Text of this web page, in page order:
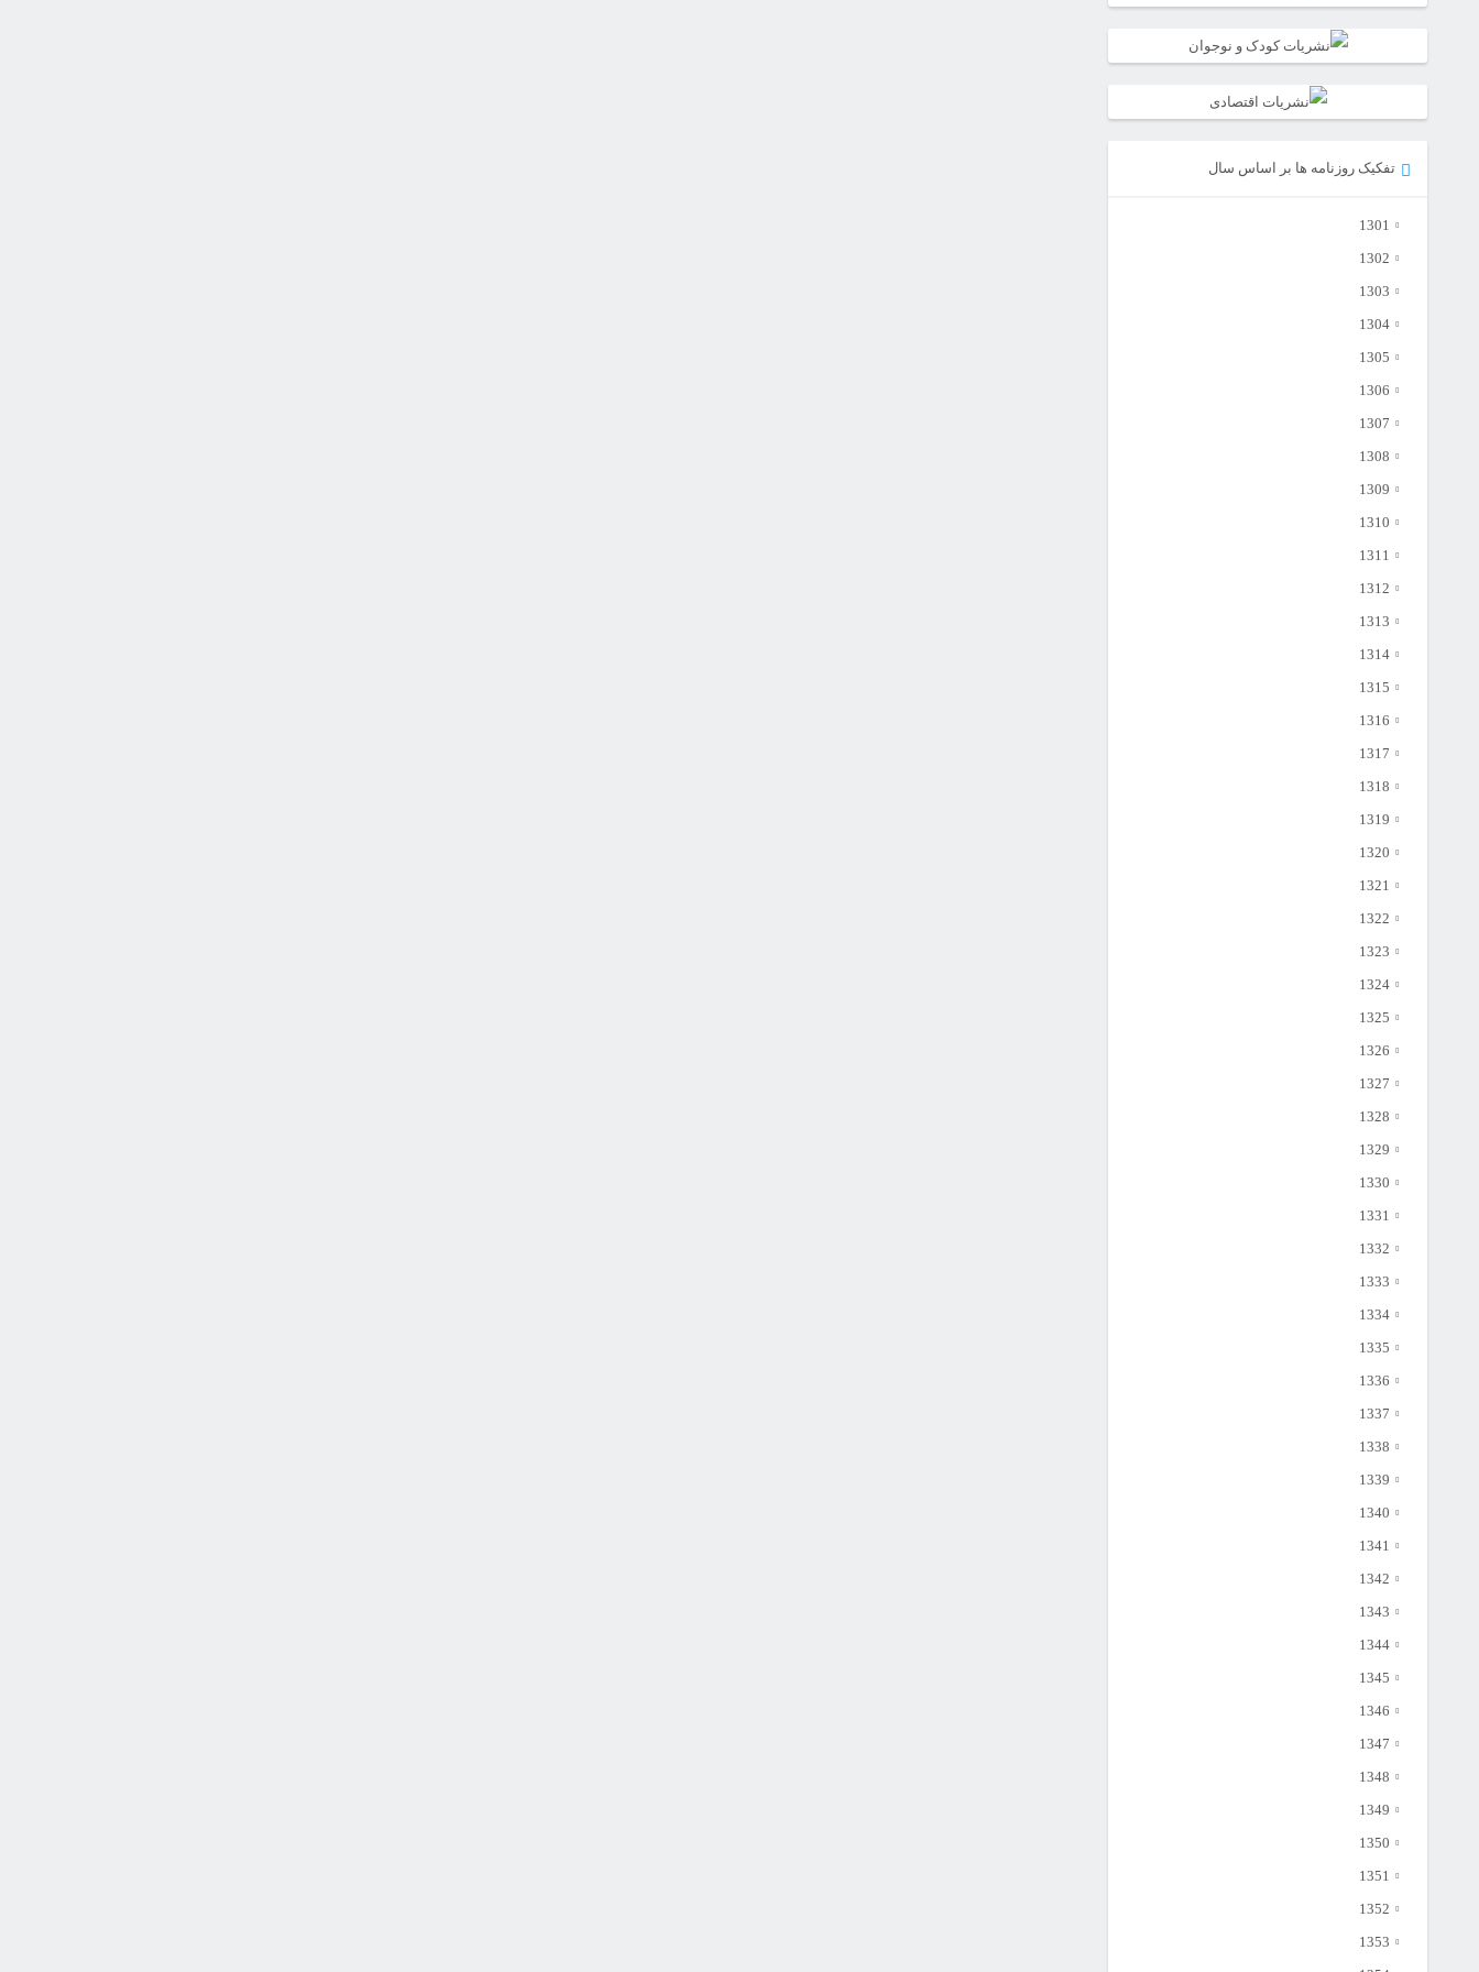
تفکیک روزنامه ها بر اساس سال
1301
1302
1303
1304
1305
1306
1307
1308
1309
1310
1311
1312
1313
1314
1315
1316
1317
1318
1319
1320
1321
1322
1323
1324
1325
1326
1327
1328
1329
1330
1331
1332
1333
1334
1335
1336
1337
1338
1339
1340
1341
1342
1343
1344
1345
1346
1347
1348
1349
1350
1351
1352
1353